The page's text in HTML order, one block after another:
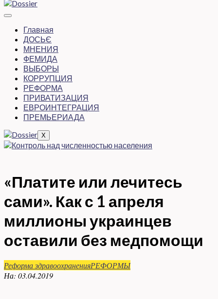
Главная
ДОСЬЄ
МНЕНИЯ
ФЕМИДА
ВЫБОРЫ
КОРРУПЦИЯ
РЕФОРМА
ПРИВАТИЗАЦИЯ
ЕВРОИНТЕГРАЦИЯ
ПРЕМЬЕРИАДА
X
«Платите или лечитесь
сами». Как с 1 апреля
миллионы украинцев
оставили без медпомощи
Реформа здравоохраненияРЕФОРМЫ
На: 03.04.2019